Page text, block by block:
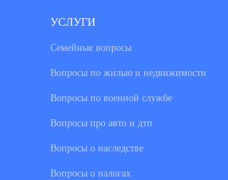
УСЛУГИ
Семейные вопросы
Вопросы по жилью и недвижимости
Вопросы по военной службе
Вопросы про авто и дтп
Вопросы о наследстве
Вопросы о налогах